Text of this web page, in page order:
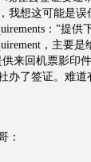
我想这可能是
："提
，主要
来回机票影印
办了签证。难道
：